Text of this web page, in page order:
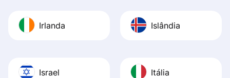
Irlanda Islândia
Israel Itália